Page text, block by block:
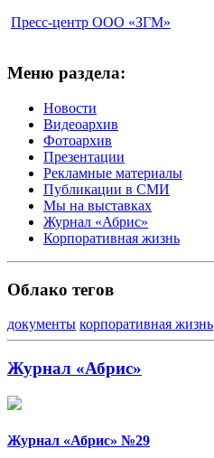
Пресс-центр ООО «ЗГМ»
Меню раздела:
Новости
Видеоархив
Фотоархив
Презентации
Рекламные материалы
Публикации в СМИ
Мы на выставках
Журнал «Абрис»
Корпоративная жизнь
Облако тегов
документы корпоративная жизнь
Журнал «Абрис»
Журнал «Абрис» №29